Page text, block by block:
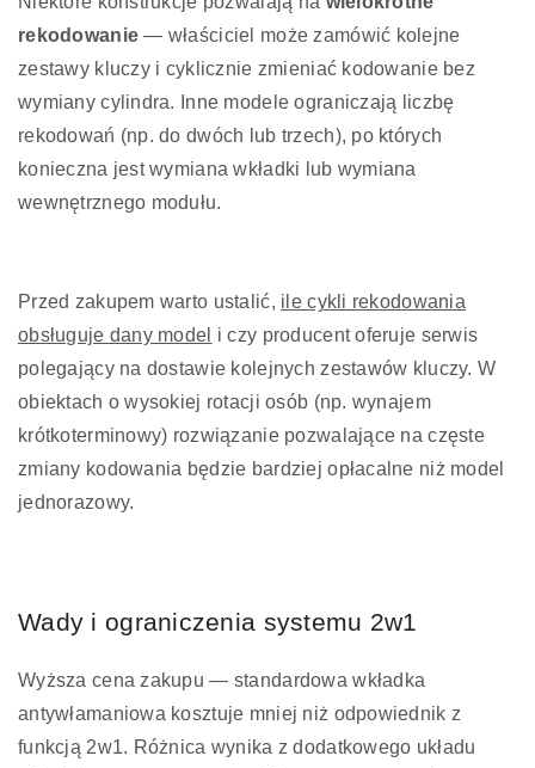
rekodowanie — właściciel może zamówić kolejne
zestawy kluczy i cyklicznie zmieniać kodowanie bez
wymiany cylindra. Inne modele ograniczają liczbę
rekodowań (np. do dwóch lub trzech), po których
konieczna jest wymiana wkładki lub wymiana
wewnętrznego modułu.
Przed zakupem warto ustalić, ile cykli rekodowania
obsługuje dany model i czy producent oferuje serwis
polegający na dostawie kolejnych zestawów kluczy. W
obiektach o wysokiej rotacji osób (np. wynajem
krótkoterminowy) rozwiązanie pozwalające na częste
zmiany kodowania będzie bardziej opłacalne niż model
jednorazowy.
Wady i ograniczenia systemu 2w1
Wyższa cena zakupu — standardowa wkładka
antywłamaniowa kosztuje mniej niż odpowiednik z
funkcją 2w1. Różnica wynika z dodatkowego układu